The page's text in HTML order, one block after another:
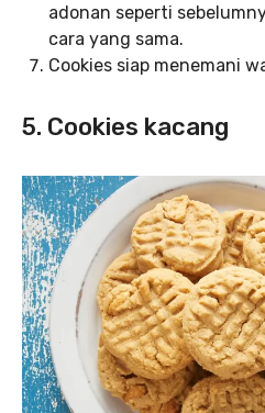
adonan seperti
cara yang sama.
Cookies siap menemani
5. Cookies kacang